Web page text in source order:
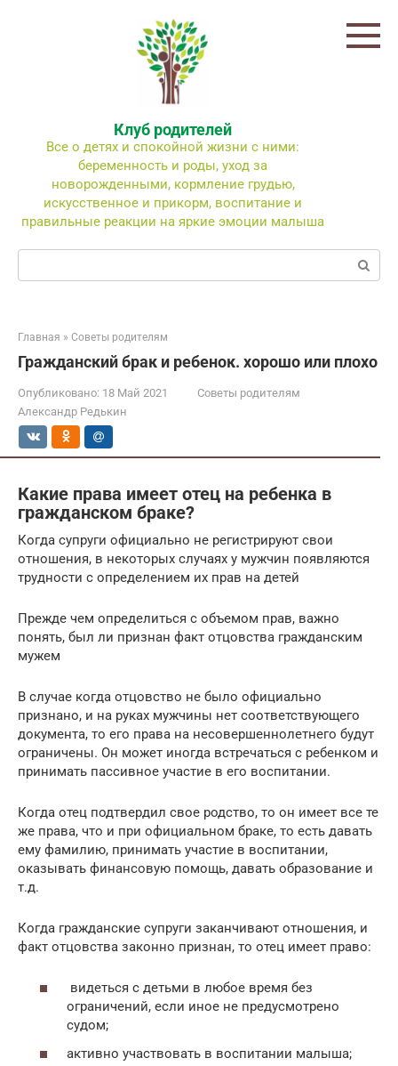
Клуб родителей
Все о детях и спокойной жизни с ними:
беременность и роды, уход за
новорожденными, кормление грудью,
искусственное и прикорм, воспитание и
правильные реакции на яркие эмоции малыша
Поиск:
Главная » Советы родителям
Гражданский брак и ребенок. хорошо или плохо
Опубликовано: 18 Май 2021
Советы родителям
Александр Редькин
Какие права имеет отец на ребенка в
гражданском браке?
Когда супруги официально не регистрируют свои
отношения, в некоторых случаях у мужчин появляются
трудности с определением их прав на детей
Прежде чем определиться с объемом прав, важно
понять, был ли признан факт отцовства гражданским
мужем
В случае когда отцовство не было официально
признано, и на руках мужчины нет соответствующего
документа, то его права на несовершеннолетнего будут
ограничены. Он может иногда встречаться с ребенком и
принимать пассивное участие в его воспитании.
Когда отец подтвердил свое родство, то он имеет все те
же права, что и при официальном браке, то есть давать
ему фамилию, принимать участие в воспитании,
оказывать финансовую помощь, давать образование и
т.д.
Когда гражданские супруги заканчивают отношения, и
факт отцовства законно признан, то отец имеет право:
видеться с детьми в любое время без
ограничений, если иное не предусмотрено
судом;
активно участвовать в воспитании малыша;